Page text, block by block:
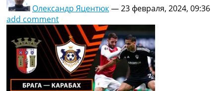
Олександр Яцентюк—23 февраля, 2024, 09:36
add comment